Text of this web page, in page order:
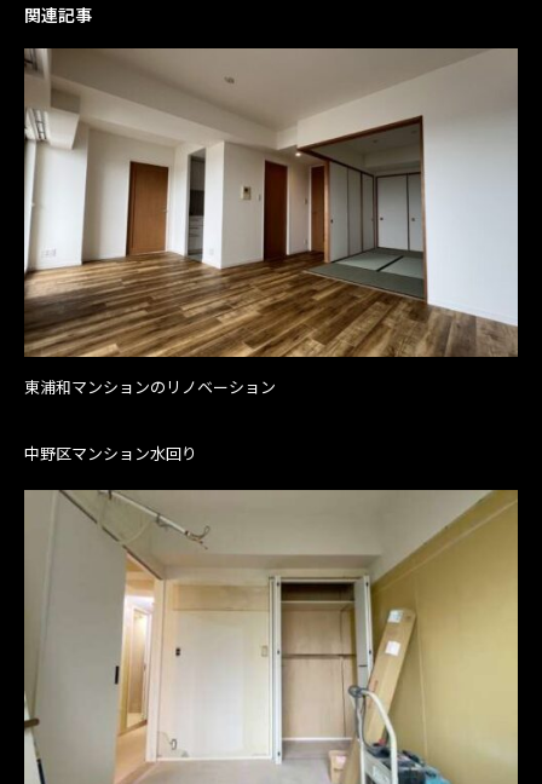
関連記事
東浦和マンションのリノベーション
中野区マンション水回り